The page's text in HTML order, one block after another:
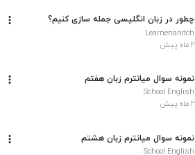
چطور در زبان انگلیسی جمله سازی کنیم؟
Learnenandch
۲ ماه پیش
نمونه سوال میانترم زبان هفتم
School English
۲ ماه پیش
نمونه سوال میانترم زبان هشتم
School English